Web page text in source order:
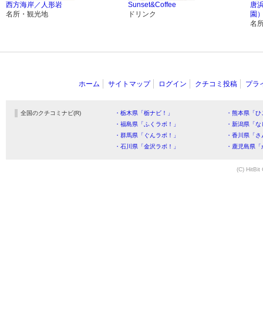
西方海岸／人形岩
名所・観光地
Sunset&Coffee
ドリンク
唐
園
名
ホーム サイトマップ ログイン クチコミ投稿 プラ
全国のクチコミナビ(R) ・栃木県「栃ナビ！」
・熊本県「
・福島県「ふくラボ！」
・新潟県「
・群馬県「ぐんラボ！」
・香川県「
・石川県「金沢ラボ！」
・鹿児島県
(C) HitBit